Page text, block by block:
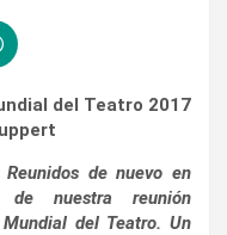
del Teatro 2017
de nuevo en
de nuestra reunión
del Teatro. Un